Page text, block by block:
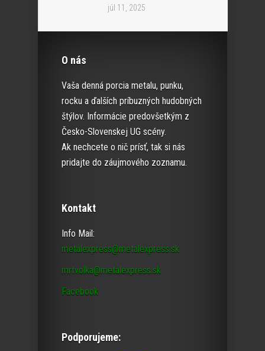
júl 11, 2025
O nás
Vaša denná porcia metalu, punku,
rocku a ďalších príbuzných hudobných
štýlov. Informácie predovšetkým z
Česko-Slovenskej UG scény.
Ak nechcete o nič prísť, tak si nás
pridajte do záujmového zoznamu.
Kontakt
Info Mail:
metalexpress@metalexpress.sk
mrtvolka@metalexpress.sk
Facebook
Podporujeme: